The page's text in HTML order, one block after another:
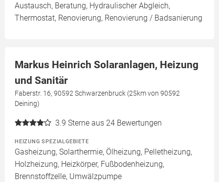
Austausch, Beratung, Hydraulischer Abgleich,
Thermostat, Renovierung, Renovierung / Badsanierung
Markus Heinrich Solaranlagen, Heizung
und Sanitär
Faberstr. 16, 90592 Schwarzenbruck (25km von 90592
Deining)
3.9 Sterne aus 24 Bewertungen
HEIZUNG SPEZIALGEBIETE
Gasheizung, Solarthermie, Ölheizung, Pelletheizung,
Holzheizung, Heizkörper, Fußbodenheizung,
Brennstoffzelle, Umwälzpumpe